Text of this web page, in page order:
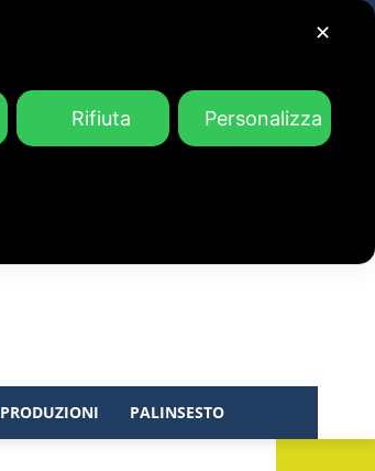
PRODUZIONI PALINSESTO
✕
Rifiuta Personalizza